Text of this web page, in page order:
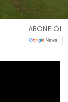
ABONE OL